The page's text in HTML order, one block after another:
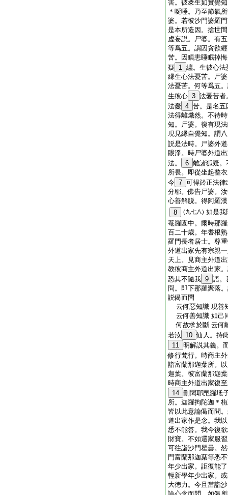
害。彼衆生如實覺
＊唌唾。乃至節氣
婆。若彼沙門婆羅
是本所造因。捨世
虚妄説。尸婆。有
等爲五。謂因貪欲
苦。因瞋恚睡眠掉
疑
1 纒。生彼心法
縁生心法憂苦。尸
法憂苦。何等爲五
生彼心 3 法憂苦者
法憂 4 苦。是名五
法得離熾然。不待
知。尸婆。復有現
現見縁自覺知。謂
説是法時。尸婆外
眼淨。時尸婆外道
法。
6 離諸狐疑。
所畏。即從坐起整
今 7 可得於正法律
分耶。佛告尸婆。
心善解脱。得阿羅漢
8
(九七八) 如是我
菴羅園中。爾時那
百二十歳。年耆根
羅門長者居士。尊
外道出家先有宗親
天上。見商主外道
教彼商主外道出家
恐其不隨我 9 語。
問。即下那羅聚落
説偈而問
云何惡知識 現善
云何善知識 如己
何故求於斷 云何
若汝 10 仙人。持
11 明解説其義。
修行梵行。時商主
詣富蘭那迦葉所。
迦葉。彼富蘭那迦
時商主外道出家復
14 刪闍耶毘羅坻
所。迦羅拘陀迦＊
皆以此意論偈而問
道出家作是念。我
悉不能答。我今復
財寶。不如還家服
可往詣沙門瞿曇。
門富蘭那迦葉等悉
年少出家。詎復能
輕新學年少出家。
大徳力。今且當詣